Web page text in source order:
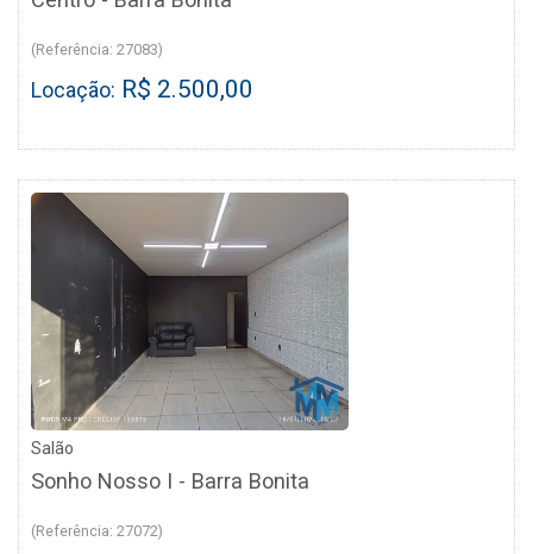
(Referência: 27083)
Locação: R$ 2.500,00
Salão
Sonho Nosso I - Barra Bonita
(Referência: 27072)